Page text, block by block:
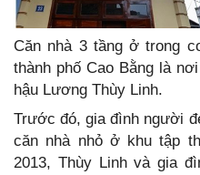
Căn nhà 3 tầng ở trong
thành phố Cao Bằng là
hậu Lương Thùy Linh.
Trước đó, gia đình người
căn nhà nhỏ ở khu tập
2013, Thùy Linh và gia